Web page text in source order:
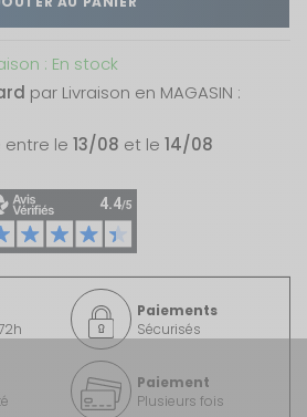
: En stock
par Livraison en MAGASIN :
entre le 13/08 et le 14/08
Paiements
Sécurisés
Paiement
Plusieurs fois